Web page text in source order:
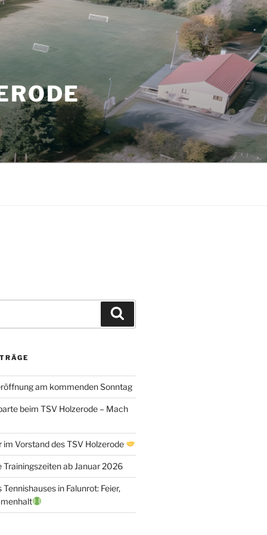
am kommenden Sonntag
beim TSV Holzerode – Mach
im Vorstand des TSV Holzerode
Trainingszeiten ab Januar 2026
in Falunrot: Feier,